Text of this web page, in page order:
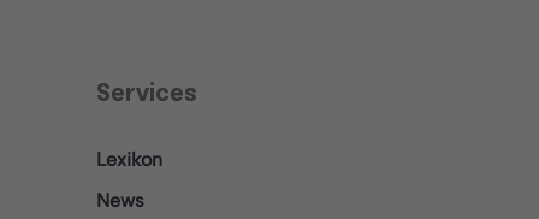
Services
Lexikon
News